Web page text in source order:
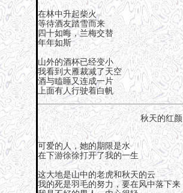
在林中升起柴火
等待酒友踏雪而来
四十如晦，兰梅交替
年年如斯
山外的酒杯已经变小
我看到大雁裁减了天空
酒与瞌睡又连成一片
上面有人行驶着白帆
秋天的红颜
可爱的人，她的期限是水
在下游徐徐打开了我的一生
这大地是山中的老虎和秋天的云
我的死是羽毛的努力，要在风中落下来